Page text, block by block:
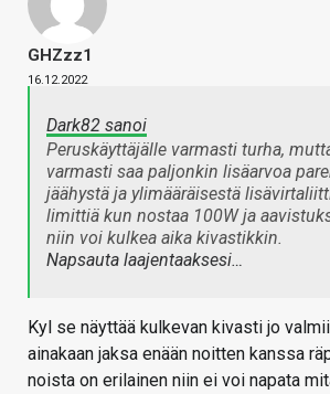
GHZzz1
16.12.2022
Dark82 sanoi
Peruskäyttäjälle varmasti turha,
varmasti saa paljonkin lisäarvoa
jäähystä ja ylimääräisestä
limittiä kun nostaa 100W ja
niin voi kulkea aika kivastikkin.
Napsauta laajentaaksesi…
Kyl se näyttää kulkevan kivasti jo
ainakaan jaksa enään noitten kanssa
noista on erilainen niin ei voi napata